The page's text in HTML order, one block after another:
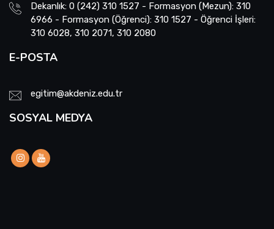
Dekanlık: 0 (242) 310 1527 - Formasyon (Mezun): 310
6966 - Formasyon (Öğrenci): 310 1527 - Öğrenci İşleri:
310 6028, 310 2071, 310 2080
E-POSTA
egitim@akdeniz.edu.tr
SOSYAL MEDYA